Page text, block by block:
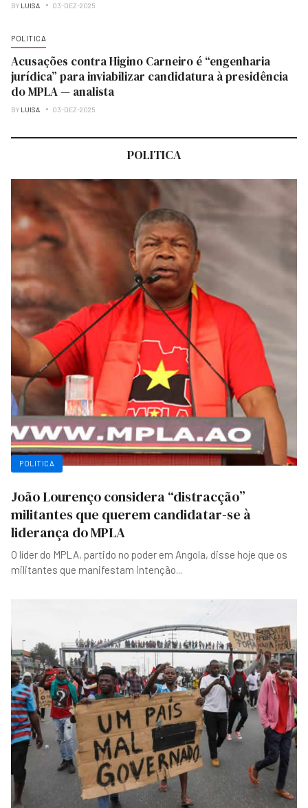
BY LUISA 03-DEZ-2025
POLITICA
Acusações contra Higino Carneiro é “engenharia
jurídica” para inviabilizar candidatura à presidência
do MPLA — analista
BY LUISA 03-DEZ-2025
POLITICA
POLITICA
João Lourenço considera “distracção”
militantes que querem candidatar-se à
liderança do MPLA
O líder do MPLA, partido no poder em Angola, disse hoje que os
militantes que manifestam intenção...